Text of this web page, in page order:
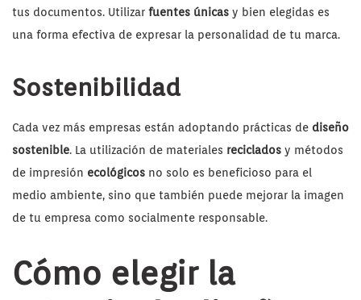
tus documentos. Utilizar fuentes únicas y bien elegidas es
una forma efectiva de expresar la personalidad de tu marca.
Sostenibilidad
Cada vez más empresas están adoptando prácticas de diseño
sostenible. La utilización de materiales reciclados y métodos
de impresión ecológicos no solo es beneficioso para el
medio ambiente, sino que también puede mejorar la imagen
de tu empresa como socialmente responsable.
Cómo elegir la